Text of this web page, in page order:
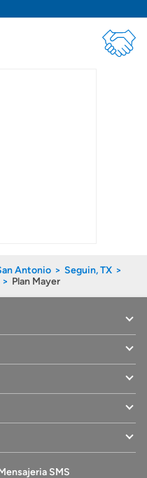
Antonio
Seguin, TX
Plan Mayer
SMS